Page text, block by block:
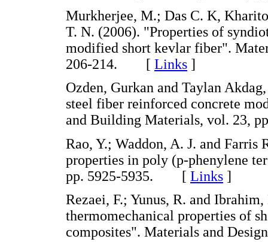
Murkherjee, M.; Das C. K,
T. N. (2006). "Properties of
modified short kevlar fiber".
206-214. [ Links ]
Ozden, Gurkan and Taylan
steel fiber reinforced concrete
and Building Materials, vol.
Rao, Y.; Waddon, A. J. and
properties in poly (p-phenylene
pp. 5925-5935. [ Links ]
Rezaei, F.; Yunus, R. and
thermomechanical properties of
composites". Materials and